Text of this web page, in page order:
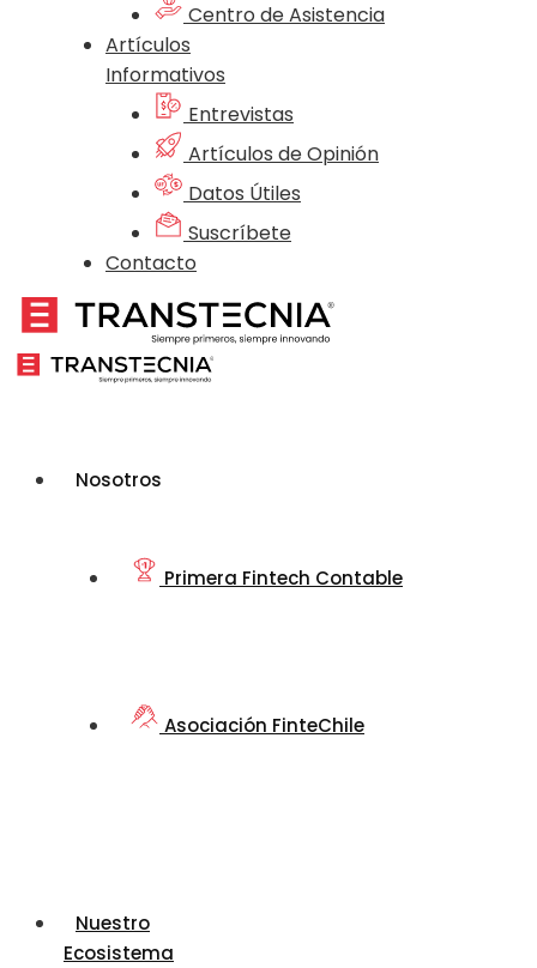
Centro de Asistencia
Artículos
Informativos
Entrevistas
Artículos de Opinión
Datos Útiles
Suscríbete
Contacto
Nosotros
Primera Fintech Contable
Asociación FinteChile
Nuestro
Ecosistema